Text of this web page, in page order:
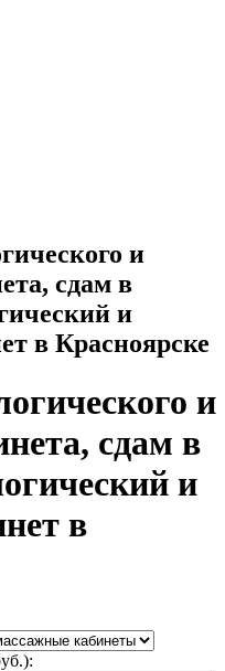
и
сдам в
и
в Красноярске
и
сдам в
и
в